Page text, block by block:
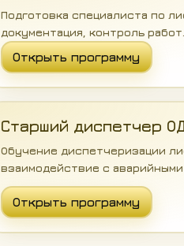
Подготовка специалиста по
документация, контроль работ.
Открыть программу
Старший диспетчер
Обучение диспетчеризации
взаимодействие с
Открыть программу